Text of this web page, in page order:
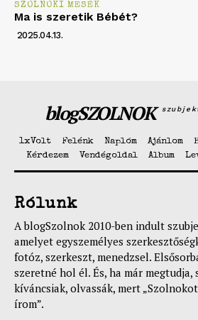
SZOLNOKI MESÉK
Ma is szeretik Bébét?
2025.04.13.
blogSZOLNOK
1xVolt Felénk Naplóm Ajánlom
Kérdezem
Vendégoldal Album
Rólunk
A blogSzolnok 2010-ben indult
amelyet egyszemélyes
fotóz, szerkeszt, menedzsel.
szeretné hol él. És, ha már megtudja,
kíváncsiak, olvassák, mert
írom”.